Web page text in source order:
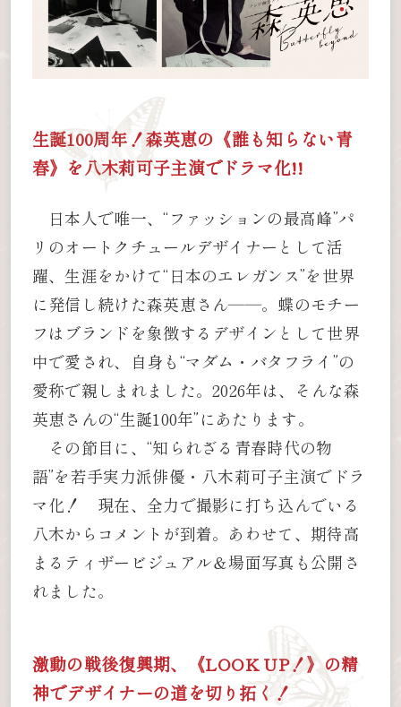
生誕100周年！森英恵の《誰も知らない青
春》を八木莉可子主演でドラマ化!!
日本人で唯一、“ファッションの最高峰”パ
リのオートクチュールデザイナーとして活
躍、生涯をかけて“日本のエレガンス”を世界
に発信し続けた森英恵さん――。蝶のモチー
フはブランドを象徴するデザインとして世界
中で愛され、自身も“マダム・バタフライ”の
愛称で親しまれました。2026年は、そんな森
英恵さんの“生誕100年”にあたります。
その節目に、“知られざる青春時代の物
語”を若手実力派俳優・八木莉可子主演でドラ
マ化！ 現在、全力で撮影に打ち込んでいる
八木からコメントが到着。あわせて、期待高
まるティザービジュアル＆場面写真も公開さ
れました。
激動の戦後復興期、《LOOK UP！》の精
神でデザイナーの道を切り拓く！